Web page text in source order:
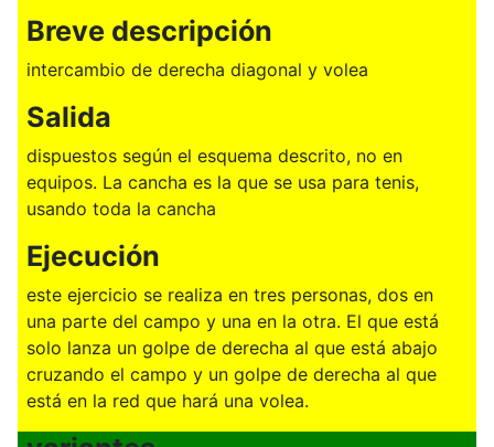
Breve descripción
intercambio de derecha diagonal y volea
Salida
dispuestos según el esquema descrito, no en
equipos. La cancha es la que se usa para tenis,
usando toda la cancha
Ejecución
este ejercicio se realiza en tres personas, dos en
una parte del campo y una en la otra. El que está
solo lanza un golpe de derecha al que está abajo
cruzando el campo y un golpe de derecha al que
está en la red que hará una volea.